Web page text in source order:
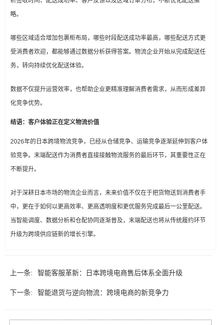
略。
哪些区域适合增加包裹柜布局，哪些时段配送成功率最高，哪些配送方式更
受消费者欢迎，都能够通过数据分析获得答案。物流企业开始从完成配送任
务，转向持续优化配送体验。
数据不仅提升运营效率，也帮助企业更精准理解消费者需求，从而形成差异
化竞争优势。
结语：客户体验正在定义物流价值
2026年的日本跨境物流竞争，已经从仓储竞争、运输竞争逐渐延伸到客户体
验竞争。末端配送作为消费者直接接触物流服务的最后环节，其重要性正在
不断提升。
对于深耕日本市场的物流企业而言，未来价值不仅在于把货物送到消费者手
中，更在于如何以更高效率、更高透明度和更优服务完成最后一公里配送。
当智能调度、数据分析和仓配协同逐渐普及，末端配送也将从传统履约环节
升级为跨境供应链新的增长引擎。
上一条: 智能客服革新：日本跨境电商售后体系全面升级
下一条: 智能退货与逆向物流：跨境电商的新竞争力